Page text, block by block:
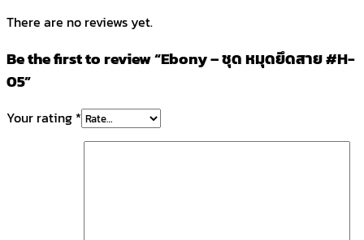
There are no reviews yet.
Be the first to review “Ebony – ชุด หมุดยึดสาย #H-
05”
Your rating *